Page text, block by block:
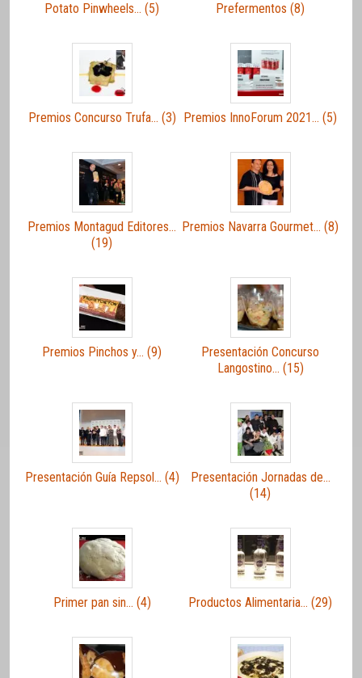
Potato Pinwheels… (5) Prefermentos (8)
Premios Concurso Trufa… (3) Premios InnoForum 2021… (5)
Premios Montagud Editores…
(19)
Premios Navarra Gourmet… (8)
Premios Pinchos y… (9)
Presentación Concurso
Langostino… (15)
Presentación Guía Repsol… (4)
Presentación Jornadas de…
(14)
Primer pan sin… (4) Productos Alimentaria… (29)